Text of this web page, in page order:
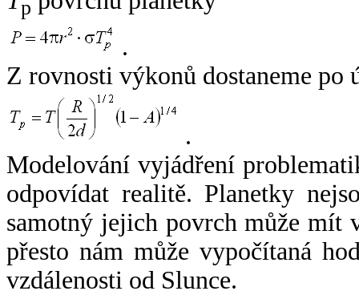
p
.
Z rovnosti výkonů dostaneme po
.
Modelování vyjádření
odpovídat realitě. Planetky
samotný jejich povrch může mít
přesto nám může vypočítaná
vzdálenosti od Slunce.